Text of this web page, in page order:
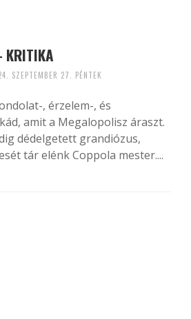
KRITIKA
SZEPTEMBER 27. PÉNTEK
, érzelem-, és
amit a Megalopolisz áraszt.
dédelgetett grandiózus,
tár elénk Coppola mester....